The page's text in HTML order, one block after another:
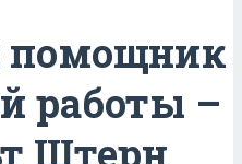
работы –
Штерн